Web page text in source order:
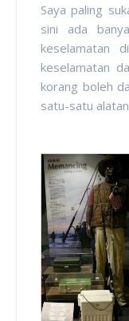
Saya paling
sini ada
keselamatan
keselamatan
korang boleh
satu-satu